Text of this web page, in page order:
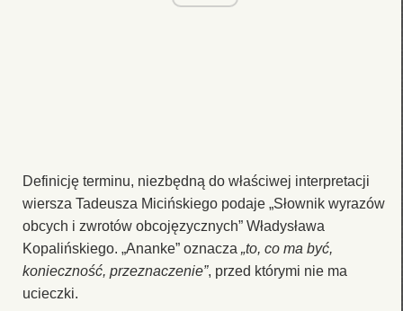
Definicję terminu, niezbędną do właściwej interpretacji
wiersza Tadeusza Micińskiego podaje „Słownik wyrazów
obcych i zwrotów obcojęzycznych” Władysława
Kopalińskiego. „Ananke” oznacza „to, co ma być,
konieczność, przeznaczenie”, przed którymi nie ma
ucieczki.